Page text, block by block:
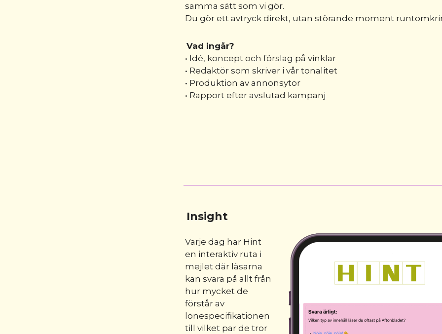
samma sätt som vi gör.
Du gör ett avtryck direkt, utan störande moment
Vad ingår?
• Idé, koncept och förslag på vinklar
• Redaktör som skriver i vår tonalitet
• Produktion av annonsytor
• Rapport efter avslutad kampanj
Insight
Varje dag har Hint
en interaktiv ruta i
mejlet där läsarna
kan svara på allt från
hur mycket de
förstår av
lönespecifikationen
till vilket par de tror